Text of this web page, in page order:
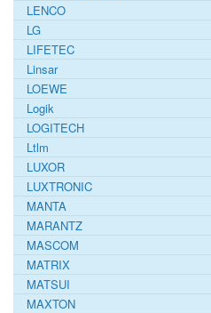
LENCO
LG
LIFETEC
Linsar
LOEWE
Logik
LOGITECH
Ltlm
LUXOR
LUXTRONIC
MANTA
MARANTZ
MASCOM
MATRIX
MATSUI
MAXTON